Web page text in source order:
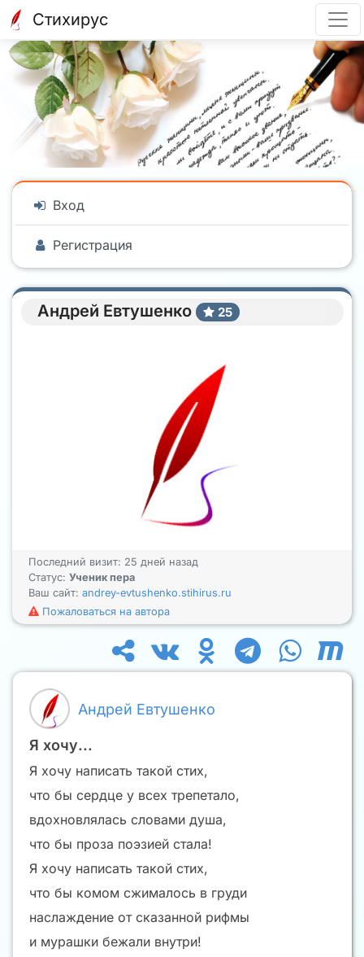
Стихирус
Вход
Регистрация
Андрей Евтушенко 25
Последний визит: 25 дней назад
Статус: Ученик пера
Ваш сайт: andrey-evtushenko.stihirus.ru
Пожаловаться на автора
Андрей Евтушенко
Я хочу...
Я хочу написать такой стих,
что бы сердце у всех трепетало,
вдохновлялась словами душа,
что бы проза поэзией стала!
Я хочу написать такой стих,
что бы комом сжималось в груди
наслаждение от сказанной рифмы
и мурашки бежали внутри!